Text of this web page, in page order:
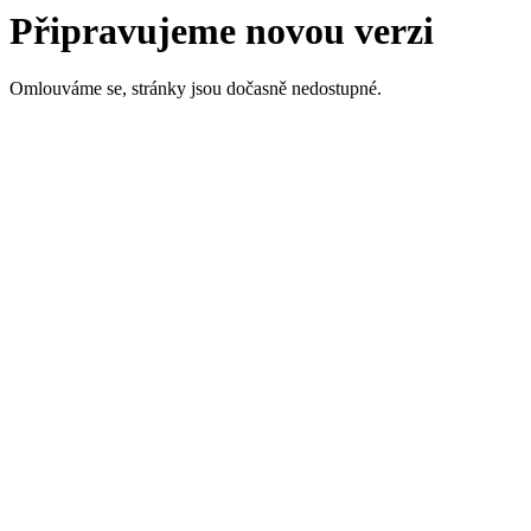
Připravujeme novou verzi
Omlouváme se, stránky jsou dočasně nedostupné.